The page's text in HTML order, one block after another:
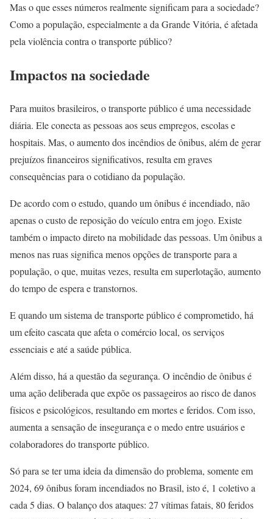
Mas o que esses números realmente significam para a sociedade?
Como a população, especialmente a da Grande Vitória, é afetada
pela violência contra o transporte público?
Impactos na sociedade
Para muitos brasileiros, o transporte público é uma necessidade
diária. Ele conecta as pessoas aos seus empregos, escolas e
hospitais. Mas, o aumento dos incêndios de ônibus, além de gerar
prejuízos financeiros significativos, resulta em graves
consequências para o cotidiano da população.
De acordo com o estudo, quando um ônibus é incendiado, não
apenas o custo de reposição do veículo entra em jogo. Existe
também o impacto direto na mobilidade das pessoas. Um ônibus a
menos nas ruas significa menos opções de transporte para a
população, o que, muitas vezes, resulta em superlotação, aumento
do tempo de espera e transtornos.
E quando um sistema de transporte público é comprometido, há
um efeito cascata que afeta o comércio local, os serviços
essenciais e até a saúde pública.
Além disso, há a questão da segurança. O incêndio de ônibus é
uma ação deliberada que expõe os passageiros ao risco de danos
físicos e psicológicos, resultando em mortes e feridos. Com isso,
aumenta a sensação de insegurança e o medo entre usuários e
colaboradores do transporte público.
Só para se ter uma ideia da dimensão do problema, somente em
2024, 69 ônibus foram incendiados no Brasil, isto é, 1 coletivo a
cada 5 dias. O balanço dos ataques: 27 vítimas fatais, 80 feridos